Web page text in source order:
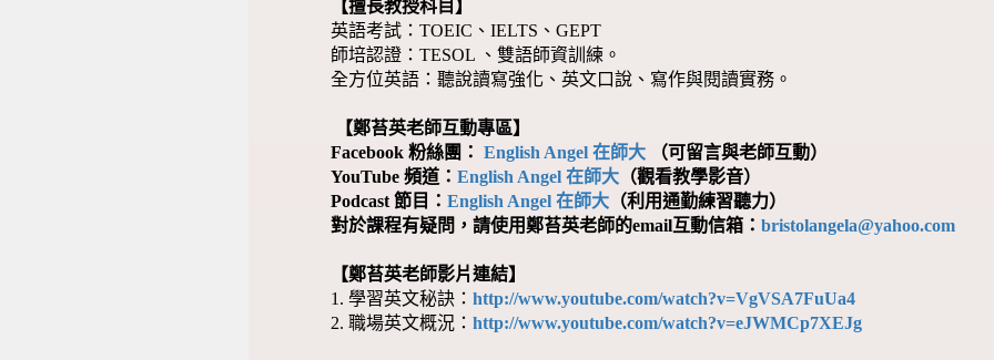
【擅長教授科目】
英語考試：TOEIC、IELTS、GEPT
師培認證：TESOL 、雙語師資訓練。
全方位英語：聽說讀寫強化、英文口說、寫作與閱讀實務。
【鄭苔英老師互動專區】
Facebook 粉絲團： English Angel 在師大 （可留言與老師互動）
YouTube 頻道：English Angel 在師大 （觀看教學影音）
Podcast 節目：English Angel 在師大 （利用通勤練習聽力）
對於課程有疑問，請使用鄭苔英老師的email互動信箱：bristolangela@yahoo.com
【鄭苔英老師影片連結】
1. 學習英文秘訣：http://www.youtube.com/watch?v=VgVSA7FuUa4
2. 職場英文概況：http://www.youtube.com/watch?v=eJWMCp7XEJg